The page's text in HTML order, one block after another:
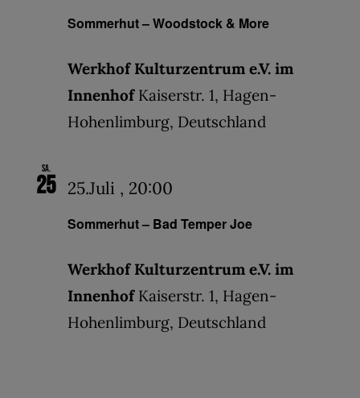
Sommerhut – Woodstock & More
Werkhof Kulturzentrum e.V. im
Innenhof Kaiserstr. 1, Hagen-
Hohenlimburg, Deutschland
Sa.
25
Sommerhut – Bad Temper Joe
25.Juli , 20:00
Werkhof Kulturzentrum e.V. im
Innenhof Kaiserstr. 1, Hagen-
Hohenlimburg, Deutschland